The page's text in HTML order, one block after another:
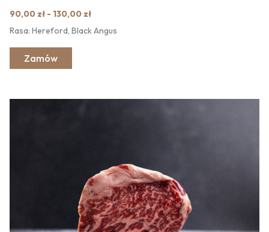
90,00 zł - 130,00 zł
Rasa: Hereford, Black Angus
Zamów